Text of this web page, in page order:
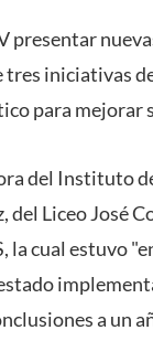
presentar
iniciativas
para mejorar
del Instituto
del Liceo José
la cual estuvo
a un